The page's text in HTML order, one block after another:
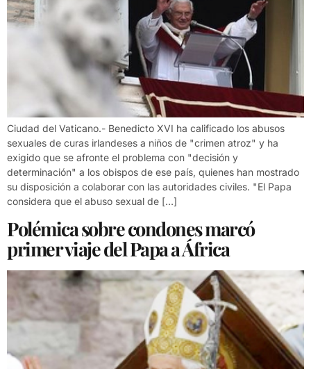
Ciudad del Vaticano.- Benedicto XVI ha calificado los abusos
sexuales de curas irlandeses a niños de "crimen atroz" y ha
exigido que se afronte el problema con "decisión y
determinación" a los obispos de ese país, quienes han mostrado
su disposición a colaborar con las autoridades civiles. "El Papa
considera que el abuso sexual de […]
Polémica sobre condones marcó
primer viaje del Papa a África